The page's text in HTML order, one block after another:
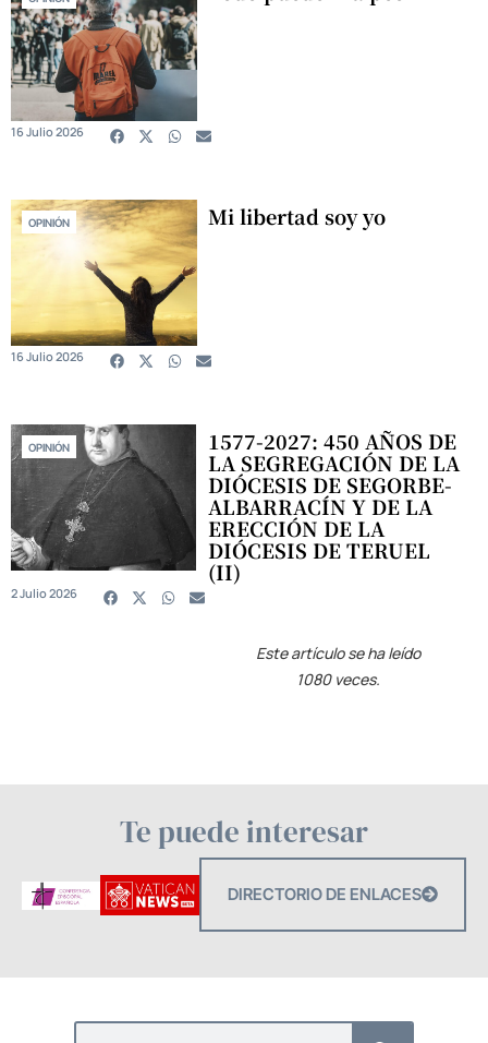
16 Julio 2026
OPINIÓN Mi libertad soy yo
16 Julio 2026
OPINIÓN 1577-2027: 450 AÑOS DE
LA SEGREGACIÓN DE LA
DIÓCESIS DE SEGORBE-
ALBARRACÍN Y DE LA
ERECCIÓN DE LA
DIÓCESIS DE TERUEL
(II)
2 Julio 2026
Este artículo se ha leído
1080 veces.
Te puede interesar
DIRECTORIO DE ENLACES